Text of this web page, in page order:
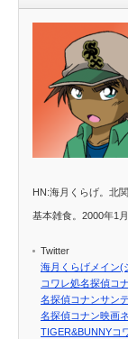
HN:海月くらげ。北
基本雑食。2000年1
Twitter
海月くらげメイン(
コワレ処名探偵コ
名探偵コナンサン
名探偵コナン映画
TIGER&BUNNYコ